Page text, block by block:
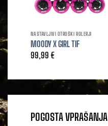
NASTAVLJIVI OTROŠKI ROLERJI
MOODY X GIRL TIF
99,99 €
POGOSTA VPRAŠANJA